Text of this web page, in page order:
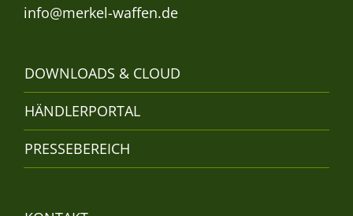
info@merkel-waffen.de
DOWNLOADS & CLOUD
HÄNDLERPORTAL
PRESSEBEREICH